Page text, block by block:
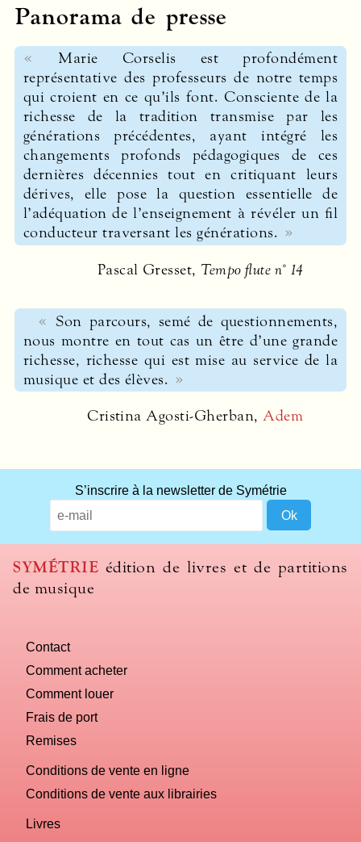
Panorama de presse
Marie Corselis est profondément
représentative des professeurs de notre temps
qui croient en ce qu’ils font. Consciente de la
richesse de la tradition transmise par les
générations précédentes, ayant intégré les
changements profonds pédagogiques de ces
dernières décennies tout en critiquant leurs
dérives, elle pose la question essentielle de
l’adéquation de l’enseignement à révéler un fil
conducteur traversant les générations.
Pascal Gresset,Tempo flute n° 14
Son parcours, semé de questionnements,
nous montre en tout cas un être d’une grande
richesse, richesse qui est mise au service de la
musique et des élèves.
Cristina Agosti-Gherban,Adem
S’inscrire à la newsletter de Symétrie
SYMÉTRIE édition de livres et de partitions
de musique
Contact
Comment acheter
Comment louer
Frais de port
Remises
Conditions de vente en ligne
Conditions de vente aux librairies
Livres